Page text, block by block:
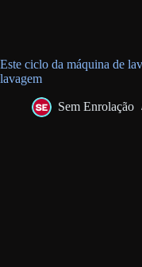
Este ciclo da máquina de
lavagem
Sem Enrolação